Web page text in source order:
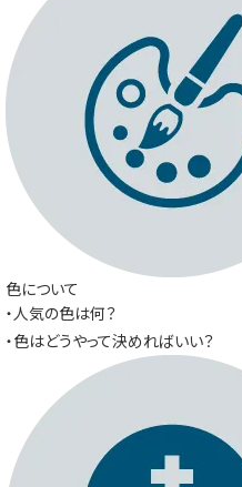
色について
・人気の色は何？
・色はどうやって決めればいい？